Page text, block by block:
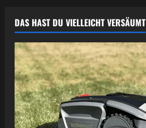
DAS HAST DU VIELLEICHT VERSÄUMT